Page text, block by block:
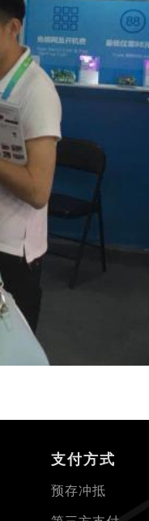
支付方式
预存冲抵